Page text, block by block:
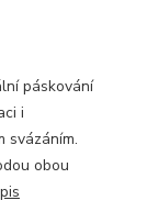
páskování
i
svázáním.
obou